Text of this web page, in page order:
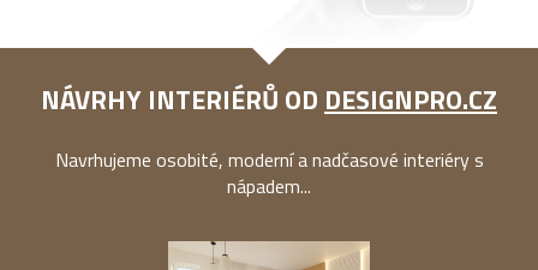
NÁVRHY INTERIÉRŮ OD DESIGNPRO.CZ
Navrhujeme osobité, moderní a nadčasové interiéry s
nápadem...